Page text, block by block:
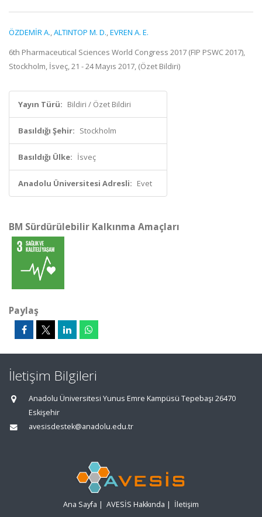
ÖZDEMİR A.,ALTINTOP M. D.,EVREN A. E.
6th Pharmaceutical Sciences World Congress 2017 (FIP PSWC 2017),
Stockholm, İsveç, 21 - 24 Mayıs 2017, (Özet Bildiri)
Yayın Türü: Bildiri / Özet Bildiri
Basıldığı Şehir: Stockholm
Basıldığı Ülke: İsveç
Anadolu Üniversitesi Adresli: Evet
BM Sürdürülebilir Kalkınma Amaçları
Paylaş
İletişim Bilgileri
Anadolu Üniversitesi Yunus Emre Kampüsü Tepebaşı 26470
Eskişehir
avesisdestek@anadolu.edu.tr
Ana Sayfa | AVESİS Hakkında | İletişim